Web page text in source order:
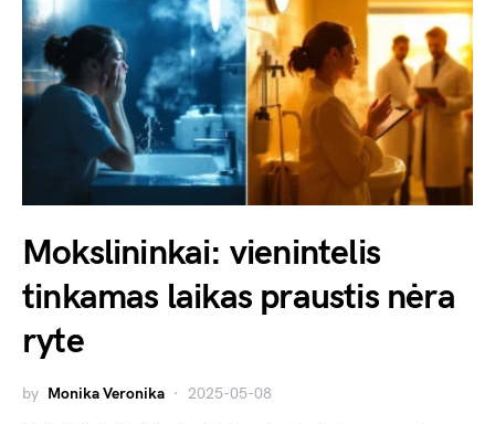
Mokslininkai: vienintelis
tinkamas laikas praustis nėra
ryte
by Monika Veronika 2025-05-08